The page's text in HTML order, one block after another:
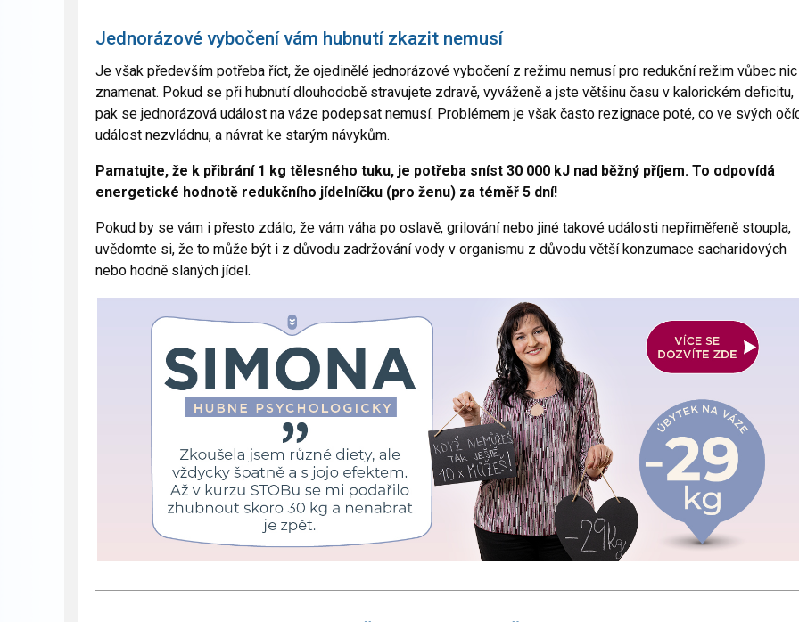
Jednorázové vybočení vám hubnutí zkazit nemusí
Je však především potřeba říct, že ojedinělé jednorázové vybočení z režimu nemusí pro redukční režim vůbec nic
znamenat. Pokud se při hubnutí dlouhodobě stravujete zdravě, vyváženě a jste většinu času v kalorickém deficitu,
pak se jednorázová událost na váze podepsat nemusí. Problémem je však často rezignace poté, co ve svých
událost nezvládnu, a návrat ke starým návykům.
Pamatujte, že k přibrání 1 kg tělesného tuku, je potřeba sníst 30 000 kJ nad běžný příjem. To odpovídá
energetické hodnotě redukčního jídelníčku (pro ženu) za téměř 5 dní!
Pokud by se vám i přesto zdálo, že vám váha po oslavě, grilování nebo jiné takové události nepřiměřeně stoupla,
uvědomte si, že to může být i z důvodu zadržování vody v organismu z důvodu větší konzumace sacharidových
nebo hodně slaných jídel.